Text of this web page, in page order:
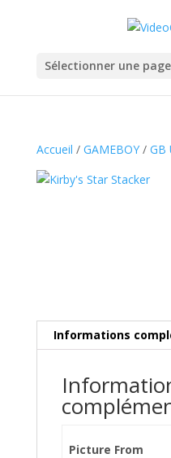
Sélectionner une page
Accueil / GAMEBOY/ GB
Informations
Picture From